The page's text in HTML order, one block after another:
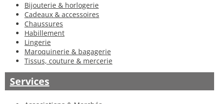
Bijouterie & horlogerie
Cadeaux & accessoires
Chaussures
Habillement
Lingerie
Maroquinerie & bagagerie
Tissus, couture & mercerie
Services